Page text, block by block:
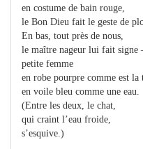
en costume de bain rouge,
le Bon Dieu fait le geste de
En bas, tout près de nous,
le maître nageur lui fait signe
petite femme
en robe pourpre comme est la
en voile bleu comme une eau.
(Entre les deux, le chat,
qui craint l’eau froide,
s’esquive.)